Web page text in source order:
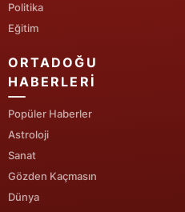
Politika
Eğitim
ORTADOĞU
HABERLERI
Popüler Haberler
Astroloji
Sanat
Gözden Kaçmasın
Dünya